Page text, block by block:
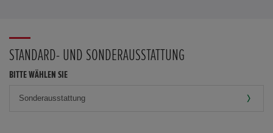
STANDARD- UND SONDERAUSSTATTUNG
BITTE WÄHLEN SIE